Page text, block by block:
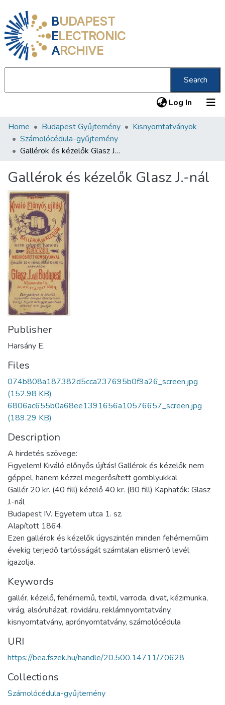
BUDAPEST
ELECTRONIC
ARCHIVE
Search
Log In (current)
Communities & Collections
All of DSpace
About us
Home Budapest Gyűjtemény
Kisnyomtatványok
Számolócédula-gyűjtemény
Gallérok és kézelők Glasz J.-nál
Gallérok és kézelők Glasz J.-nál
Publisher
Harsány E.
Files
074b808a187382d5cca237695b0f9a26_screen.jpg
(152.98 KB)
6806ac655b0a68ee1391656a10576657_screen.jpg
(189.29 KB)
Description
A hirdetés szövege:
Figyelem! Kiváló előnyős újítás! Gallérok és kézelők nem
géppel, hanem kézzel megerősített gomblyukkal
Gallér 20 kr. (40 fill) kézelő 40 kr. (80 fill) Kaphatók: Glasz
J.-nál
Budapest IV. Egyetem utca 1. sz.
Alapított 1864.
Ezen gallérok és kézelők úgyszintén minden fehérneműim
évekig terjedő tartósságát számtalan elismerő levél
igazolja.
Keywords
gallér, kézelő, fehérnemű, textil, varroda, divat, kézimunka,
virág, alsóruházat, rövidáru, reklámnyomtatvány,
kisnyomtatvány, aprónyomtatvány, számolócédula
URI
https://bea.fszek.hu/handle/20.500.14711/70628
Collections
Számolócédula-gyűjtemény